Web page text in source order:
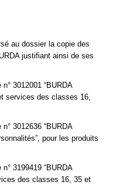
au dossier la copie des
justifiant ainsi de ses
3012001 “BURDA
services des classes 16,
3012636 “BURDA
pour les produits
3199419 “BURDA
des classes 16, 35 et